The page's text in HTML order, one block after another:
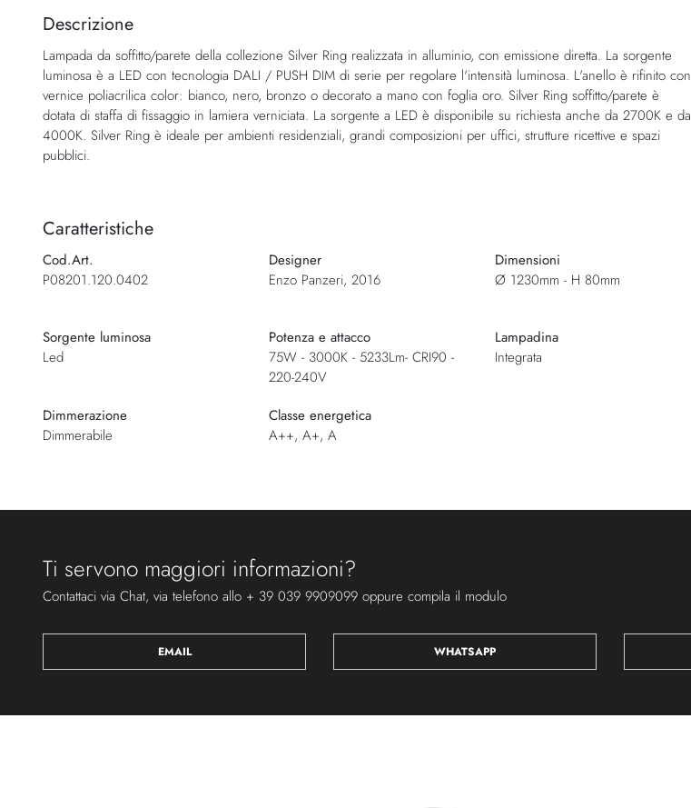
della
di
immagini
Descrizione
Lampada da soffitto/parete della collezione Silver Ring realizzata in alluminio, con emissione diretta. La sorgente
luminosa è a LED con tecnologia DALI / PUSH DIM di serie per regolare l'intensità luminosa. L'anello è rifinito con
vernice poliacrilica color: bianco, nero, bronzo o decorato a mano con foglia oro. Silver Ring soffitto/parete è
dotata di staffa di fissaggio in lamiera verniciata. La sorgente a LED è disponibile su richiesta anche da 2700K e da
4000K. Silver Ring è ideale per ambienti residenziali, grandi composizioni per uffici, strutture ricettive e spazi
pubblici.
Caratteristiche
Cod.Art.
P08201.120.0402
Designer
Enzo Panzeri, 2016
Dimensioni
Ø 1230mm - H 80mm
Sorgente luminosa
Led
Potenza e attacco
75W - 3000K - 5233Lm- CRI90 -
220-240V
Lampadina
Integrata
Dimmerazione
Dimmerabile
Classe energetica
A++, A+, A
Ti servono maggiori informazioni?
Contattaci via Chat, via telefono allo + 39 039 9909099 oppure compila il modulo
EMAIL WHATSAPP